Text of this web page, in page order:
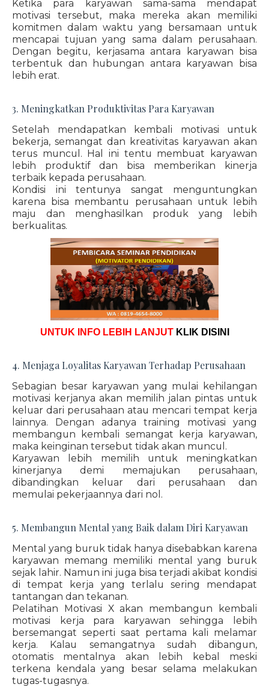
Ketika para karyawan sama-sama mendapat
motivasi tersebut, maka mereka akan memiliki
komitmen dalam waktu yang bersamaan untuk
mencapai tujuan yang sama dalam perusahaan.
Dengan begitu, kerjasama antara karyawan bisa
terbentuk dan hubungan antara karyawan bisa
lebih erat.
3. Meningkatkan Produktivitas Para Karyawan
Setelah mendapatkan kembali motivasi untuk
bekerja, semangat dan kreativitas karyawan akan
terus muncul. Hal ini tentu membuat karyawan
lebih produktif dan bisa memberikan kinerja
terbaik kepada perusahaan.
Kondisi ini tentunya sangat menguntungkan
karena bisa membantu perusahaan untuk lebih
maju dan menghasilkan produk yang lebih
berkualitas.
UNTUK INFO LEBIH LANJUT KLIK DISINI
4. Menjaga Loyalitas Karyawan Terhadap Perusahaan
Sebagian besar karyawan yang mulai kehilangan
motivasi kerjanya akan memilih jalan pintas untuk
keluar dari perusahaan atau mencari tempat kerja
lainnya. Dengan adanya training motivasi yang
membangun kembali semangat kerja karyawan,
maka keinginan tersebut tidak akan muncul.
Karyawan lebih memilih untuk meningkatkan
kinerjanya demi memajukan perusahaan,
dibandingkan keluar dari perusahaan dan
memulai pekerjaannya dari nol.
5. Membangun Mental yang Baik dalam Diri Karyawan
Mental yang buruk tidak hanya disebabkan karena
karyawan memang memiliki mental yang buruk
sejak lahir. Namun ini juga bisa terjadi akibat kondisi
di tempat kerja yang terlalu sering mendapat
tantangan dan tekanan.
Pelatihan Motivasi X akan membangun kembali
motivasi kerja para karyawan sehingga lebih
bersemangat seperti saat pertama kali melamar
kerja. Kalau semangatnya sudah dibangun,
otomatis mentalnya akan lebih kebal meski
terkena kendala yang besar selama melakukan
tugas-tugasnya.